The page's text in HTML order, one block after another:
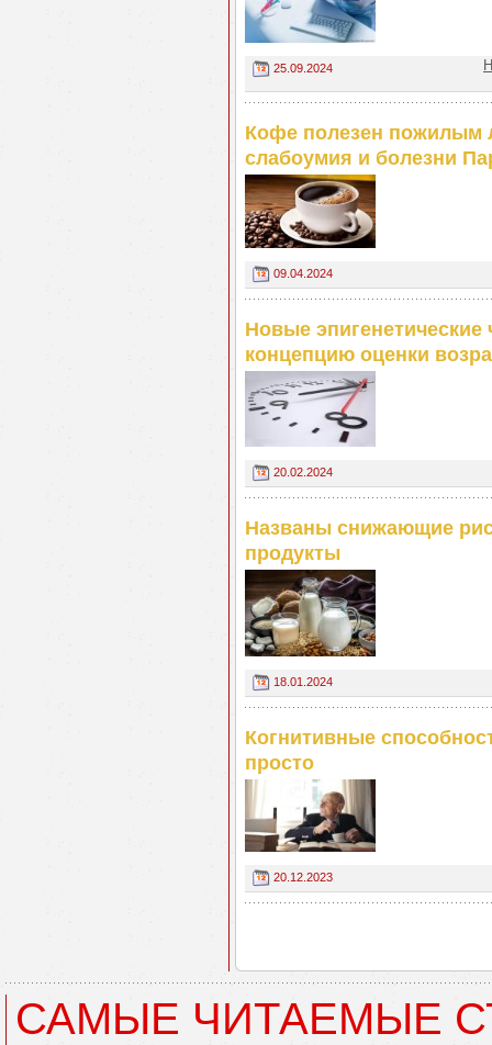
25.09.2024
Кофе полезен пожилым
слабоумия и болезни
09.04.2024
Новые
концепцию оценки
20.02.2024
Названы снижающие
продукты
18.01.2024
Когнитивные
просто
20.12.2023
САМЫЕ ЧИТАЕМЫЕ